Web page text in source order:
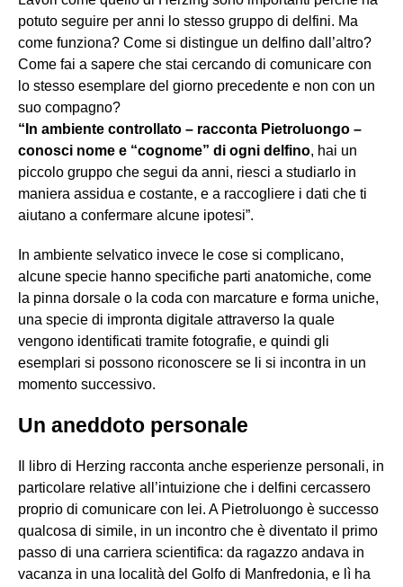
potuto seguire per anni lo stesso gruppo di delfini. Ma
come funziona? Come si distingue un delfino dall’altro?
Come fai a sapere che stai cercando di comunicare con
lo stesso esemplare del giorno precedente e non con un
suo compagno?
“In ambiente controllato – racconta Pietroluongo –
conosci nome e “cognome” di ogni delfino, hai un
piccolo gruppo che segui da anni, riesci a studiarlo in
maniera assidua e costante, e a raccogliere i dati che ti
aiutano a confermare alcune ipotesi”.
In ambiente selvatico invece le cose si complicano,
alcune specie hanno specifiche parti anatomiche, come
la pinna dorsale o la coda con marcature e forma uniche,
una specie di impronta digitale attraverso la quale
vengono identificati tramite fotografie, e quindi gli
esemplari si possono riconoscere se li si incontra in un
momento successivo.
Un aneddoto personale
Il libro di Herzing racconta anche esperienze personali, in
particolare relative all’intuizione che i delfini cercassero
proprio di comunicare con lei. A Pietroluongo è successo
qualcosa di simile, in un incontro che è diventato il primo
passo di una carriera scientifica: da ragazzo andava in
vacanza in una località del Golfo di Manfredonia, e lì ha